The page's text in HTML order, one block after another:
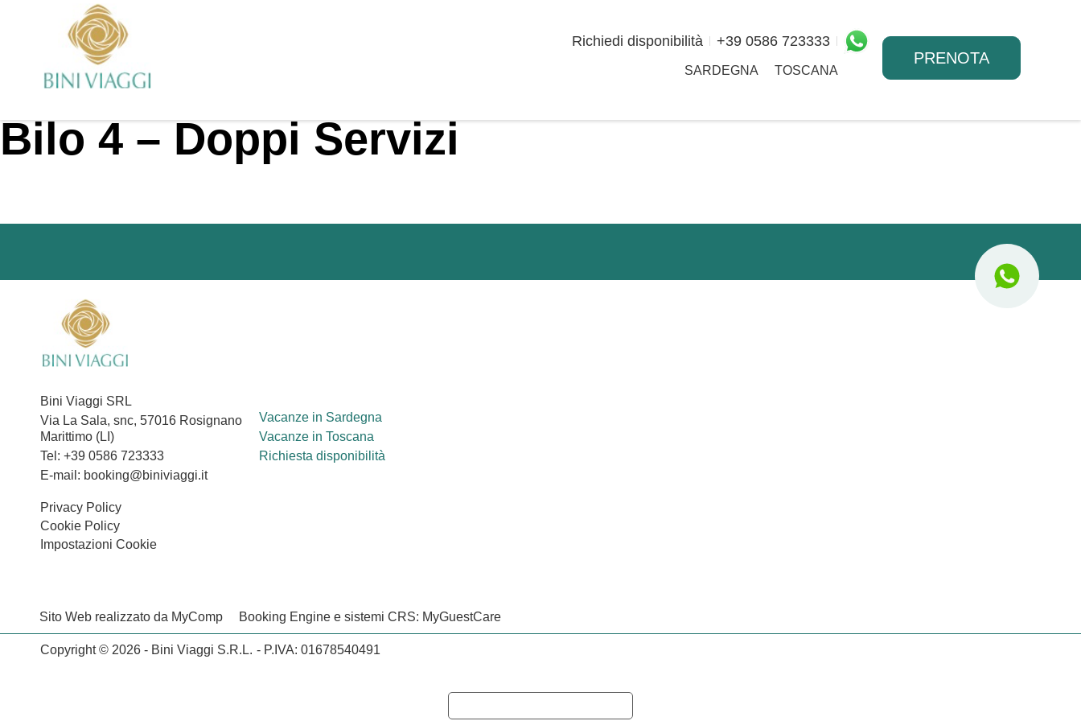
Richiedi disponibilità +39 0586 723333
SARDEGNA TOSCANA
PRENOTA
Bilo 4 – Doppi Servizi
Bini Viaggi SRL
Via La Sala, snc, 57016 Rosignano
Marittimo (LI)
Tel: +39 0586 723333
E-mail: booking@biniviaggi.it
Privacy Policy
Cookie Policy
Impostazioni Cookie
Vacanze in Sardegna
Vacanze in Toscana
Richiesta disponibilità
Sito Web realizzato da MyComp Booking Engine e sistemi CRS: MyGuestCare
Copyright © 2026 - Bini Viaggi S.R.L. - P.IVA: 01678540491